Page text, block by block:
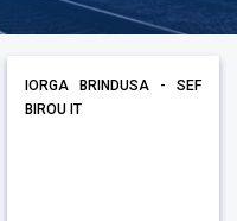
IORGA BRINDUSA - SEF
BIROU IT